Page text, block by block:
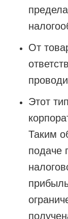
От
Этот
Таким
подаче